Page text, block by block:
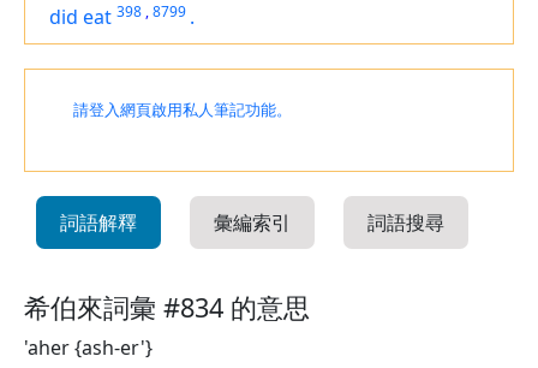
did eat 398 ,8799 .
請登入網頁啟用私人筆記功能。
詞語解釋 彙編索引 詞語搜尋
希伯來詞彙 #834 的意思
'aher {ash-er'}